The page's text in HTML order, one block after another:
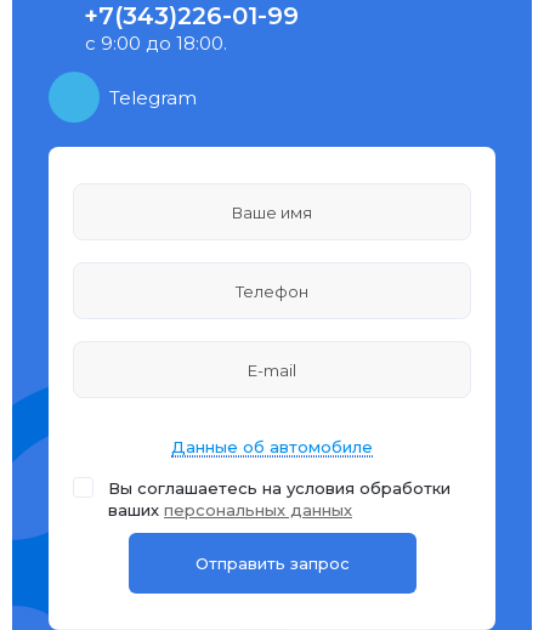
+7(343)226-01-99
с 9:00 до 18:00.
Telegram
Данные об автомобиле
Вы соглашаетесь на условия обработки
ваших персональных данных